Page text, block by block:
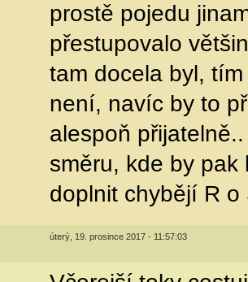
prostě pojedu
přestupovalo
tam docela byl,
není, navíc by to
alespoň
směru, kde by pak
doplnit chybějí R
úterý, 19. prosince 2017 - 11:57:03